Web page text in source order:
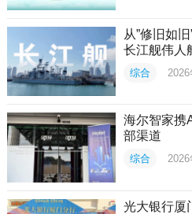
从”修旧如
长江舰伟人
综合 2026
海尔智家携
部渠道
综合 2026
光大银行厦